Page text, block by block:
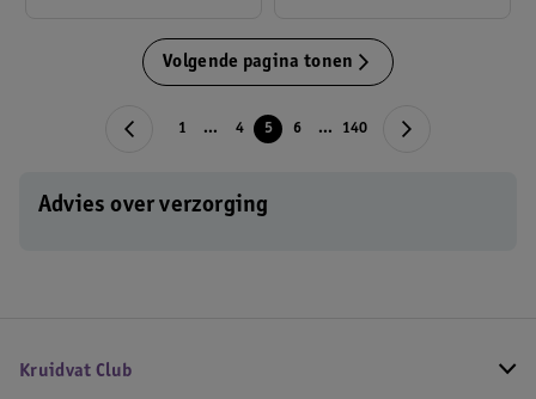
Volgende pagina tonen
1 ... 4 5 6 ... 140
Advies over verzorging
Kruidvat Club